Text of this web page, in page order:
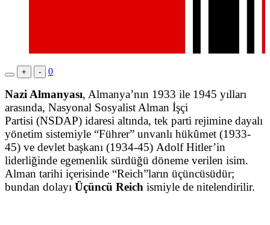
+ - 0
Nazi Almanyası, Almanya’nın 1933 ile 1945 yılları
arasında, Nasyonal Sosyalist Alman İşçi
Partisi (NSDAP) idaresi altında, tek parti rejimine dayalı
yönetim sistemiyle “Führer” unvanlı hükûmet (1933-
45) ve devlet başkanı (1934-45) Adolf Hitler’in
liderliğinde egemenlik sürdüğü döneme verilen isim.
Alman tarihi içerisinde “Reich”ların üçüncüsüdür;
bundan dolayı Üçüncü Reich ismiyle de nitelendirilir.